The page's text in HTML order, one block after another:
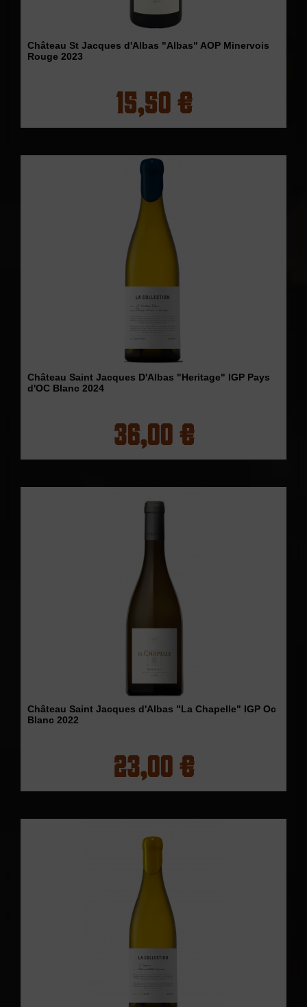
Château St Jacques d'Albas "Albas" AOP Minervois
Rouge 2023
15,50 €
Château Saint Jacques D'Albas "Heritage" IGP Pays
d'OC Blanc 2024
36,00 €
Château Saint Jacques d'Albas "La Chapelle" IGP Oc
Blanc 2022
23,00 €